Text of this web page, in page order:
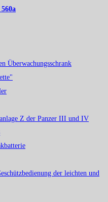
Überwachungsschrank
Z der Panzer III und IV
der leichten und